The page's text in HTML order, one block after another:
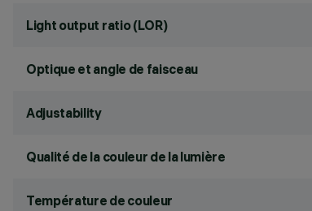
Light output ratio (LOR)
Optique et angle de faisceau
Adjustability
Qualité de la couleur de la lumière
Température de couleur